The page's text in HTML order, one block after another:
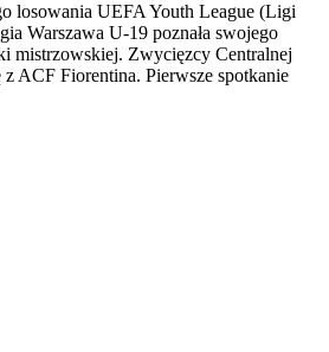
losowania UEFA Youth League (Ligi
Warszawa U-19 poznała swojego
mistrzowskiej. Zwycięzcy Centralnej
ACF Fiorentina. Pierwsze spotkanie